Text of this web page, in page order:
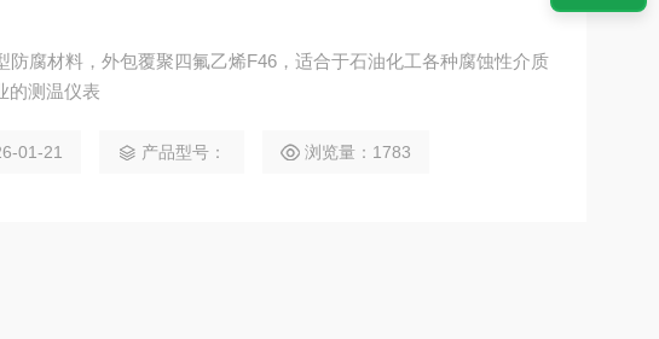
防腐材料，外包覆聚四氟乙烯F46，适合于石油化工各种腐蚀性介质
的测温仪表
01-21 产品型号： 浏览量：1783